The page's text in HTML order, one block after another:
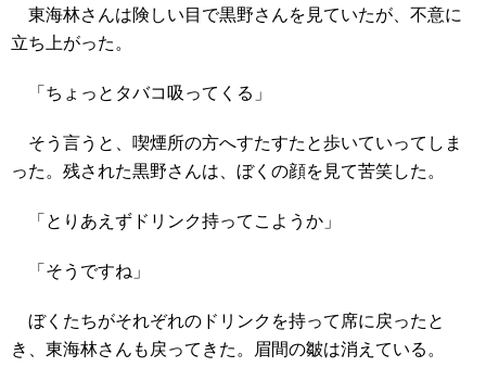
東海林さんは険しい目で黒野さんを見ていたが、不意に
立ち上がった。
「ちょっとタバコ吸ってくる」
そう言うと、喫煙所の方へすたすたと歩いていってしま
った。残された黒野さんは、ぼくの顔を見て苦笑した。
「とりあえずドリンク持ってこようか」
「そうですね」
ぼくたちがそれぞれのドリンクを持って席に戻ったと
き、東海林さんも戻ってきた。眉間の皺は消えている。